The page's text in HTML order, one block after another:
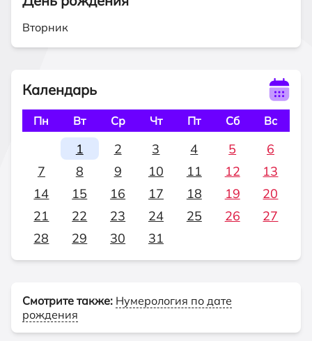
Вторник
Календарь
Пн Вт Ср Чт Пт Сб Вс
1 2 3 4 5
6
7
8 9 10 11 12
13
14
15 16 17 18 19
20
21
22 23 24 25 26
27
28
29 30 31
Смотрите также: Нумерология по дате
рождения